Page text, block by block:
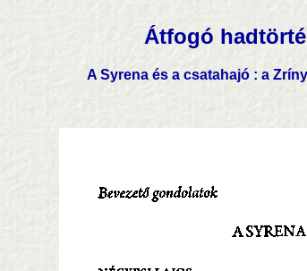
Átfogó
A Syrena és a csatahajó : a